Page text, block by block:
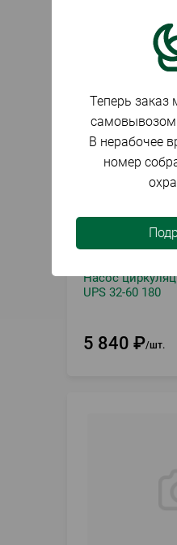
В наличии
Насос
UPS 32-60 180
5 840 ₽ шт.
Теперь заказ
самовывозом
В нерабочее
номер